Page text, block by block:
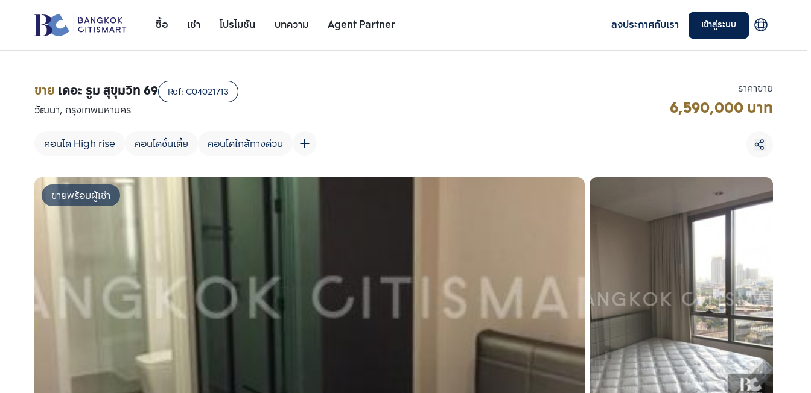
ซื้อ เช่า โปรโมชัน บทความ Agent Partner ลงประกาศกับเรา เข้าสู่ระบบ
รายละเอียดยูนิต
ขาย เดอะ รูม สุขุมวิท 69 Ref: C04021713
วัฒนา, กรุงเทพมหานคร
คอนโด High rise คอนโดชั้นเตี้ย คอนโดใกล้ทางด่วน
ราคาขาย
6,590,000 บาท
ขายพร้อมผู้เช่า
เพิ่มยูนิตเปรียบเทียบ
เลือกยูนิตเพื่อเปรียบเทียบ